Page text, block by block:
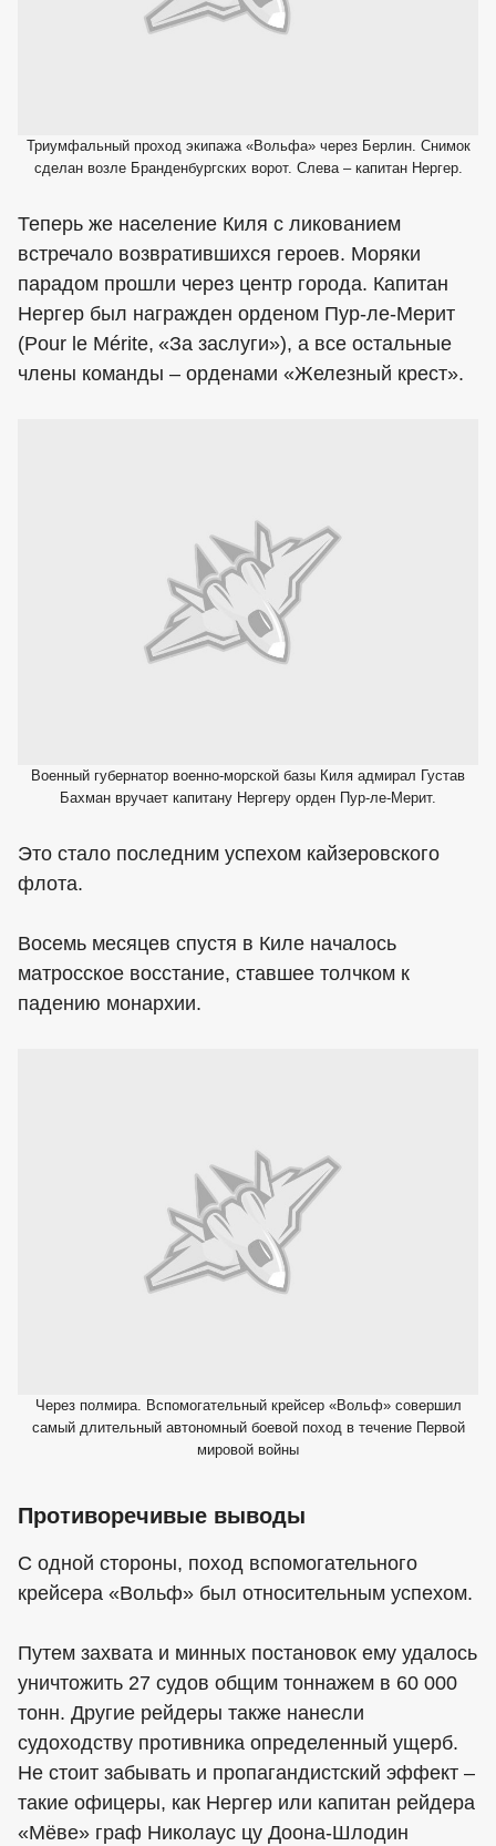
Триумфальный проход экипажа «Вольфа» через Берлин. Снимок
сделан возле Бранденбургских ворот. Слева – капитан Нергер.
Теперь же население Киля с ликованием
встречало возвратившихся героев. Моряки
парадом прошли через центр города. Капитан
Нергер был награжден орденом Пур-ле-Мерит
(Pour le Mérite, «За заслуги»), а все остальные
члены команды – орденами «Железный крест».
Военный губернатор военно-морской базы Киля адмирал Густав
Бахман вручает капитану Нергеру орден Пур-ле-Мерит.
Это стало последним успехом кайзеровского
флота.
Восемь месяцев спустя в Киле началось
матросское восстание, ставшее толчком к
падению монархии.
Через полмира. Вспомогательный крейсер «Вольф» совершил
самый длительный автономный боевой поход в течение Первой
мировой войны
Противоречивые выводы
С одной стороны, поход вспомогательного
крейсера «Вольф» был относительным успехом.
Путем захвата и минных постановок ему удалось
уничтожить 27 судов общим тоннажем в 60 000
тонн. Другие рейдеры также нанесли
судоходству противника определенный ущерб.
Не стоит забывать и пропагандистский эффект –
такие офицеры, как Нергер или капитан рейдера
«Мёве» граф Николаус цу Доона-Шлодин